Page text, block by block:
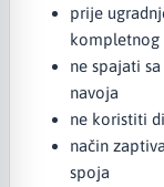
prije
kompletnog
ne spajati
navoja
ne koristiti
način
spoja